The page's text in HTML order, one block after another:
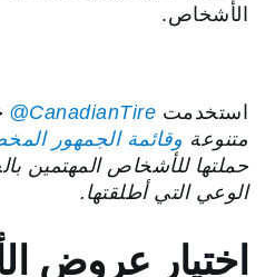
الأشخاص.
استخدمت ‎@CanadianTire
متنوعة وقائمة الجمهور
حملتها للأشخاص المهتمين
الوعي التي أطلقتها.
اختيار عروض